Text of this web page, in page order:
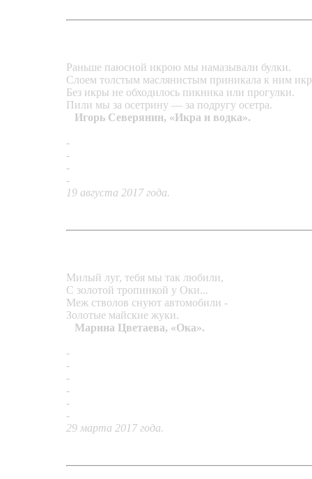
Раньше паюсной икрою мы намазывали булки.
Слоем толстым маслянистым приникала к ним
Без икры не обходилось пикника или прогулки.
Пили мы за осетрину — за подругу осетра.
Игорь Северянин, «Икра и водка».
-
-
-
-
19 августа 2017 года.
Милый луг, тебя мы так любили,
С золотой тропинкой у Оки...
Меж стволов снуют автомобили -
Золотые майские жуки.
Марина Цветаева, «Ока».
-
-
-
-
-
-
29 марта 2017 года.